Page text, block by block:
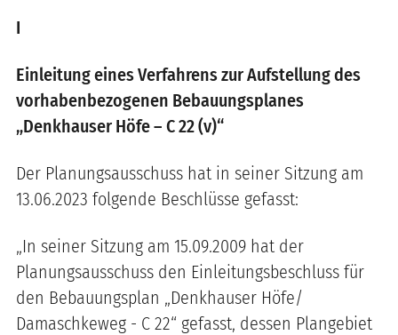
I
Einleitung eines Verfahrens zur Aufstellung des
vorhabenbezogenen Bebauungsplanes
„Denkhauser Höfe – C 22 (v)“
Der Planungsausschuss hat in seiner Sitzung am
13.06.2023 folgende Beschlüsse gefasst:
„In seiner Sitzung am 15.09.2009 hat der
Planungsausschuss den Einleitungsbeschluss für
den Bebauungsplan „Denkhauser Höfe/
Damaschkeweg - C 22“ gefasst, dessen Plangebiet